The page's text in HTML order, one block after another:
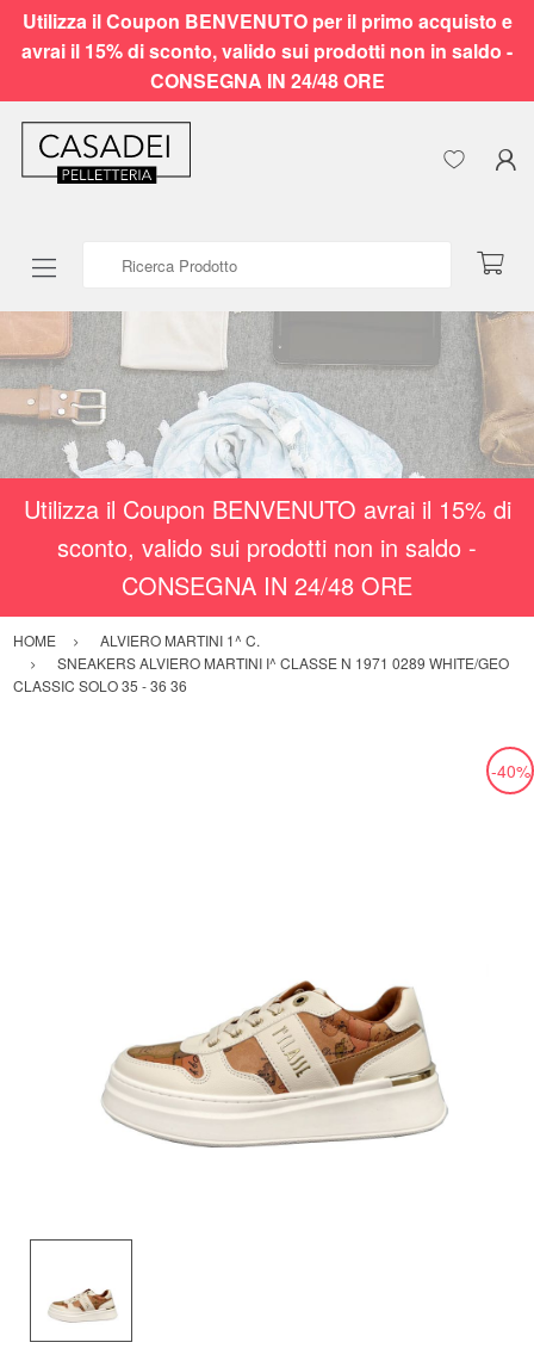
Utilizza il Coupon BENVENUTO per il primo acquisto e
avrai il 15% di sconto, valido sui prodotti non in saldo -
CONSEGNA IN 24/48 ORE
Utilizza il Coupon BENVENUTO avrai il 15% di
sconto, valido sui prodotti non in saldo -
CONSEGNA IN 24/48 ORE
HOME
ALVIERO MARTINI 1^ C.
SNEAKERS ALVIERO MARTINI I^ CLASSE N 1971 0289 WHITE/GEO
CLASSIC SOLO 35 - 36 36
-40%